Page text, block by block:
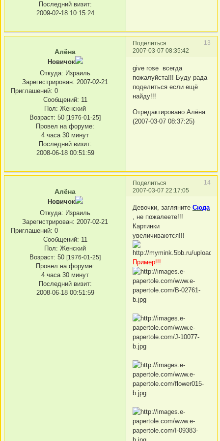
Последний визит:
2009-02-18 10:15:24
Поделиться
13
2007-03-07 08:35:42
Алёна
Новичок
Откуда: Израиль
Зарегистрирован: 2007-02-21
Приглашений: 0
Сообщений: 11
Пол: Женский
Возраст: 50 [1976-01-25]
Провел на форуме:
4 часа 30 минут
Последний визит:
2008-06-18 00:51:59
give rose всегда
пожалуйста!!! Буду рада
поделиться если ещё
найду!!!
Отредактировано Алёна
(2007-03-07 08:37:25)
Поделиться
14
2007-03-07 22:17:05
Алёна
Новичок
Откуда: Израиль
Зарегистрирован: 2007-02-21
Приглашений: 0
Сообщений: 11
Пол: Женский
Возраст: 50 [1976-01-25]
Провел на форуме:
4 часа 30 минут
Последний визит:
2008-06-18 00:51:59
Девочки, загляните Сюда
, не пожалеете!!!
Картинки
увеличиваются!!!
Пример!!!